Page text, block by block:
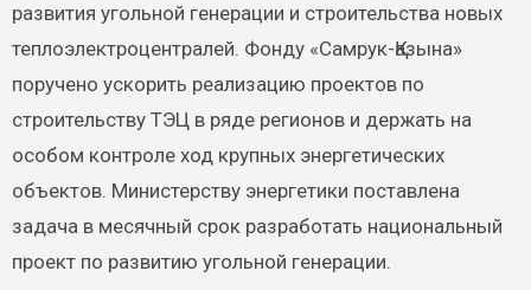
развития угольной генерации и строительства новых
теплоэлектроцентралей. Фонду «Самрук-Қазына»
поручено ускорить реализацию проектов по
строительству ТЭЦ в ряде регионов и держать на
особом контроле ход крупных энергетических
объектов. Министерству энергетики поставлена
задача в месячный срок разработать национальный
проект по развитию угольной генерации.